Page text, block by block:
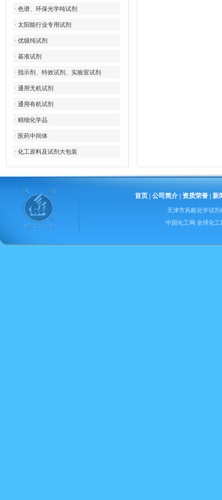
· 色谱、环保光学纯试剂
· 太阳能行业专用试剂
· 优级纯试剂
· 基准试剂
· 指示剂、特效试剂、实验室试剂
· 通用无机试剂
· 通用有机试剂
· 精细化学品
· 医药中间体
· 化工原料及试剂大包装
首页 |公司简介 |资质荣誉 |新
天津市风船化学试
中国化工网 全球化工